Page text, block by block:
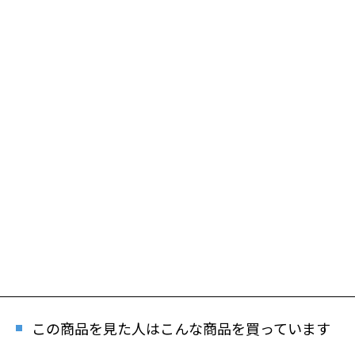
この商品を見た人はこんな商品を買っています